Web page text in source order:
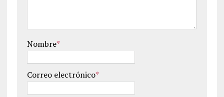
Nombre*
Correo electrónico*